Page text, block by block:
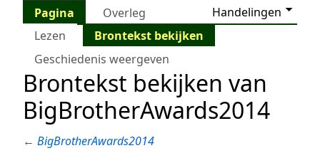
Pagina Overleg
Handelingen
Lezen
Brontekst bekijken
Geschiedenis weergeven
Brontekst bekijken van
BigBrotherAwards2014
← BigBrotherAwards2014